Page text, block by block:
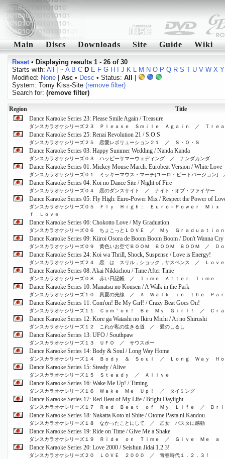
Main Discs Downloads Site Guide Wiki
Reset• Displaying results 1 - 26 of 30
Starts with: All ~ A B C D E F G H J K L M N O P Q R S T U V W X Y
Modified: None| Asc• Desc • Status: All
System: Tomy Kiss-Site (remove filter)
Search for: (remove filter)
Region
Title
Dance Karaoke Series 23: Please Smile Again / Treasure
ダンスカラオケシリーズ２３ Ｐｌｅａｓｅ Ｓｍｉｌｅ Ａｇａｉｎ ／ Ｔｒｅａ
Dance Karaoke Series 25: Renai Revolution 21 / S.O.S
ダンスカラオケシリーズ２５ 恋愛レボリューション２１ ／ Ｓ・Ｏ・Ｓ
Dance Karaoke Series 03: Happy Summer Wedding / Nanda Kanda
ダンスカラオケシリーズ０３ ハッピーサマーウェディング ／ ナンダカンダ
Dance Karaoke Series 01: Mickey Mouse March: Eurobeat Version / White Love
ダンスカラオケシリーズ０１ ミッキーマウス・マーチ[ユーロ・ビートバージョ
Dance Karaoke Series 04: Koi no Dance Site / Night of Fire
ダンスカラオケシリーズ０４ 恋のダンスサイト ／ ナイト・オブ・ファイヤー
Dance Karaoke Series 05: Fly High: Euro-Power Mix / Respect the Power of
ダンスカラオケシリーズ０５ Ｆｌｙ Ｈｉｇｈ： Ｅｕｒｏ－Ｐｏｗｅｒ Ｍｉ
ｆ Ｌｏｖｅ
Dance Karaoke Series 06: Chokotto Love / My Graduation
ダンスカラオケシリーズ０６ ちょこっとＬＯＶＥ ／ Ｍｙ Ｇｒａｄｕａｔｉｏｎ
Dance Karaoke Series 09: Kiiroi Osora de Boom Boom Boom / Don't Wanna Cry
ダンスカラオケシリーズ０９ 黄色いお空でＢＯＯＭ ＢＯＯＭ ＢＯＯＭ ／ Ｄ
Dance Karaoke Series 24: Koi wa Thrill, Shock, Suspense / Love is Energy!
ダンスカラオケシリーズ２４ 恋 は スリル，ショック，サスペンス ／ Ｌｏｖ
Dance Karaoke Series 08: Akai Nikkichou / Time After Time
ダンスカラオケシリーズ０８ 赤い日記帳 ／ Ｔｉｍｅ Ａｆｔｅｒ Ｔｉｍｅ
Dance Karaoke Series 10: Manatsu no Kousen / A Walk in the Park
ダンスカラオケシリーズ１０ 真夏の光線 ／ Ａ Ｗａｌｋ ｉｎ ｔｈｅ Ｐａ
Dance Karaoke Series 11: Com'on! Be My Girl! / Crazy Beat Goes On!
ダンスカラオケシリーズ１１ Ｃｏｍ＇ｏｎ！ Ｂｅ Ｍｙ Ｇｉｒｌ！ ／ Ｃｒ
Dance Karaoke Series 12: Kore ga Watashi no Ikiru Michi / Ai no Shirushi
ダンスカラオケシリーズ１２ これが私の生きる道 ／ 愛のしるし
Dance Karaoke Series 13: UFO / Southpaw
ダンスカラオケシリーズ１３ ＵＦＯ ／ サウスポー
Dance Karaoke Series 14: Body & Soul / Long Way Home
ダンスカラオケシリーズ１４ Ｂｏｄｙ ＆ Ｓｏｕｌ ／ Ｌｏｎｇ Ｗａｙ Ｈ
Dance Karaoke Series 15: Steady / Alive
ダンスカラオケシリーズ１５ Ｓｔｅａｄｙ ／ Ａｌｉｖｅ
Dance Karaoke Series 16: Wake Me Up! / Timing
ダンスカラオケシリーズ１６ Ｗａｋｅ Ｍｅ Ｕｐ！ ／ タイミング
Dance Karaoke Series 17: Red Beat of My Life / Bright Daylight
ダンスカラオケシリーズ１７ Ｒｅｄ Ｂｅａｔ ｏｆ Ｍｙ Ｌｉｆｅ ／ Ｂｒｉ
Dance Karaoke Series 18: Nakatta Koto ni Shite / Otome Pasta ni Kandou
ダンスカラオケシリーズ１８ なかったことにして ／ 乙女 パスタに感動
Dance Karaoke Series 19: Ride on Time / Give Me a Shake
ダンスカラオケシリーズ１９ Ｒｉｄｅ ｏｎ Ｔｉｍｅ ／ Ｇｉｖｅ Ｍｅ ａ
Dance Karaoke Series 20: Love 2000 / Seishun Jidai 1.2.3!
ダンスカラオケシリーズ２０ ＬＯＶＥ ２０００ ／ 青春時代１．２．３！